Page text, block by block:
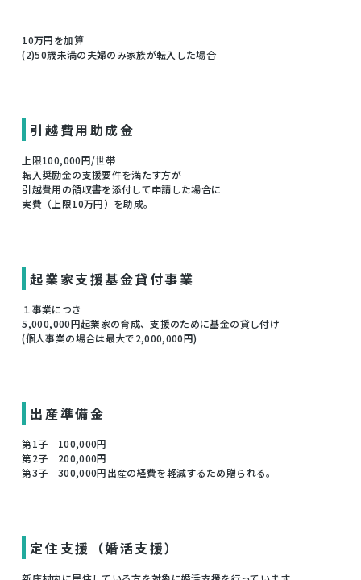
10万円を加算
(2)50歳未満の夫婦のみ家族が転入した場合
引越費用助成金
上限100,000円/世帯
転入奨励金の支援要件を満たす方が
引越費用の領収書を添付して申請した場合に
実費（上限10万円）を助成。
起業家支援基金貸付事業
１事業につき
5,000,000円起業家の育成、支援のために基金の貸し付け
(個人事業の場合は最大で2,000,000円)
出産準備金
第1子 100,000円
第2子 200,000円
第3子 300,000円出産の経費を軽減するため贈られる。
定住支援（婚活支援）